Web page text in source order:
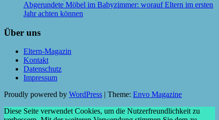
Abgerundete Möbel im Babyzimmer: worauf Eltern im ersten
Jahr achten können
Über uns
Eltern-Magazin
Kontakt
Datenschutz
Impressum
Proudly powered by WordPress Theme: Envo Magazine
Diese Seite verwendet Cookies, um die Nutzerfreundlichkeit zu